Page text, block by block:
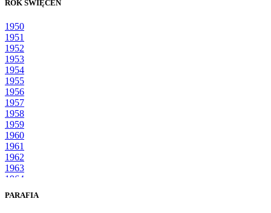
ROK ŚWIĘCEŃ
1950
1951
1952
1953
1954
1955
1956
1957
1958
1959
1960
1961
1962
1963
1964
1966
PARAFIA